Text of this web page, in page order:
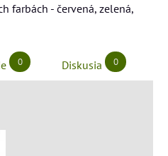
farbách - červená, zelená,
0 Diskusia 0